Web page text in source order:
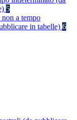
5
a tempo
in tabelle) 6